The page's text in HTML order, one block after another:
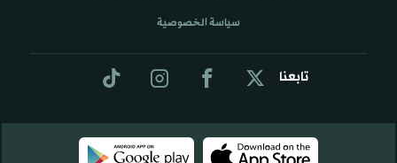
تابعنا
سياسة الخصوصية